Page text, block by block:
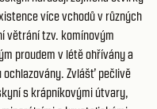
více vchodů v různých
větrání tzv. komínovým
proudem v létě ohřívány a
ochlazovány. Zvlášť pečlivě
s krápníkovými útvary,